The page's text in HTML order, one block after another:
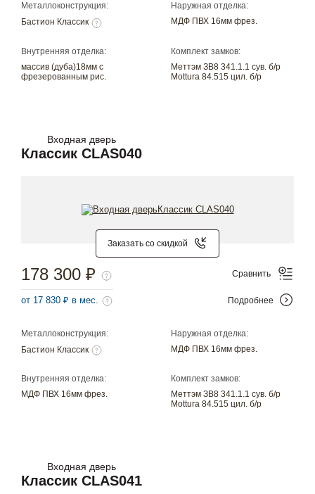
Металлоконструкция:
Бастион Классик
Наружная отделка:
МДФ ПВХ 16мм фрез.
Внутренняя отделка:
массив (дуба)18мм с
фрезерованным рис.
Комплект замков:
Меттэм ЗВ8 341.1.1 сув. б/р
Mottura 84.515 цил. б/р
Входная дверь
Классик CLAS040
Заказать со скидкой
Металлоконструкция:
Бастион Классик
Наружная отделка:
МДФ ПВХ 16мм фрез.
Внутренняя отделка:
МДФ ПВХ 16мм фрез.
Комплект замков:
Меттэм ЗВ8 341.1.1 сув. б/р
Mottura 84.515 цил. б/р
178 300 ₽
от 17 830 ₽ в мес.
Сравнить
Подробнее
Входная дверь
Классик CLAS041